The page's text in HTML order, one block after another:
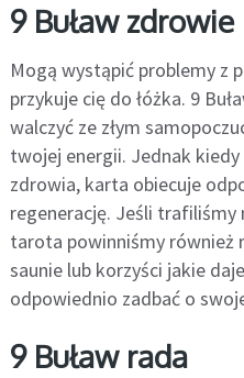
9 Buław zdrowie
Mogą wystąpić problemy z
przykuje cię do łóżka. 9
walczyć ze złym
twojej energii. Jednak kiedy
zdrowia, karta obiecuje
regenerację. Jeśli trafiliśmy
tarota powinniśmy również
saunie lub korzyści jakie
odpowiednio zadbać o
9 Buław rada